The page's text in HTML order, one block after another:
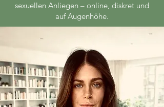
sexuellen Anliegen – online, diskret und
auf Augenhöhe.